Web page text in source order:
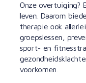
Onze overtuiging?
leven. Daarom
therapie ook
groepslessen,
sport- en
voorkomen.